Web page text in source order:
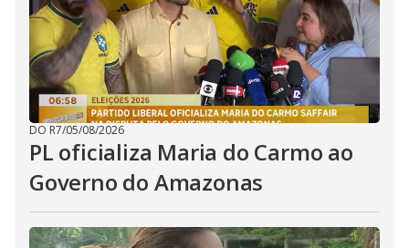
DO R7/05/08/2026
PL oficializa Maria do Carmo ao
Governo do Amazonas